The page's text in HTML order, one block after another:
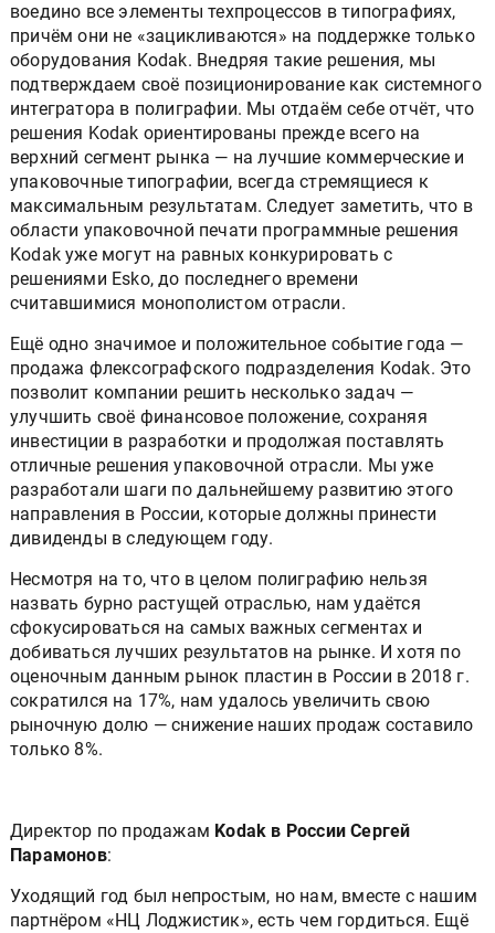
воедино все элементы техпроцессов в типографиях,
причём они не «зацикливаются» на поддержке только
оборудования Kodak. Внедряя такие решения, мы
подтверждаем своё позиционирование как системного
интегратора в полиграфии. Мы отдаём себе отчёт, что
решения Kodak ориентированы прежде всего на
верхний сегмент рынка — на лучшие коммерческие и
упаковочные типографии, всегда стремящиеся к
максимальным результатам. Следует заметить, что в
области упаковочной печати программные решения
Kodak уже могут на равных конкурировать с
решениями Esko, до последнего времени
считавшимися монополистом отрасли.
Ещё одно значимое и положительное событие года —
продажа флексографского подразделения Kodak. Это
позволит компании решить несколько задач —
улучшить своё финансовое положение, сохраняя
инвестиции в разработки и продолжая поставлять
отличные решения упаковочной отрасли. Мы уже
разработали шаги по дальнейшему развитию этого
направления в России, которые должны принести
дивиденды в следующем году.
Несмотря на то, что в целом полиграфию нельзя
назвать бурно растущей отраслью, нам удаётся
сфокусироваться на самых важных сегментах и
добиваться лучших результатов на рынке. И хотя по
оценочным данным рынок пластин в России в 2018 г.
сократился на 17%, нам удалось увеличить свою
рыночную долю — снижение наших продаж составило
только 8%.
Директор по продажам Kodak в России Сергей
Парамонов:
Уходящий год был непростым, но нам, вместе с нашим
партнёром «НЦ Лоджистик», есть чем гордиться. Ещё